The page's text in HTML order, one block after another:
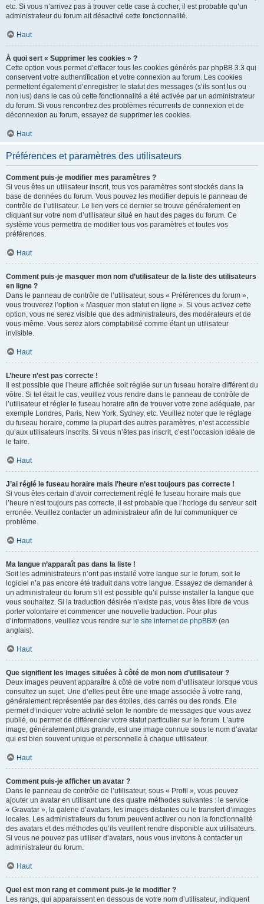
etc. Si vous n’arrivez pas à trouver cette case à cocher, il est probable qu’un
administrateur du forum ait désactivé cette fonctionnalité.
Haut
À quoi sert « Supprimer les cookies » ?
Cette option vous permet d’effacer tous les cookies générés par phpBB 3.3 qui
conservent votre authentification et votre connexion au forum. Les cookies
permettent également d’enregistrer le statut des messages (s’ils sont lus ou
non lus) dans le cas où cette fonctionnalité a été activée par un administrateur
du forum. Si vous rencontrez des problèmes récurrents de connexion et de
déconnexion au forum, essayez de supprimer les cookies.
Haut
Préférences et paramètres des utilisateurs
Comment puis-je modifier mes paramètres ?
Si vous êtes un utilisateur inscrit, tous vos paramètres sont stockés dans la
base de données du forum. Vous pouvez les modifier depuis le panneau de
contrôle de l’utilisateur. Le lien vers ce dernier se trouve généralement en
cliquant sur votre nom d’utilisateur situé en haut des pages du forum. Ce
système vous permettra de modifier tous vos paramètres et toutes vos
préférences.
Haut
Comment puis-je masquer mon nom d’utilisateur de la liste des utilisateurs
en ligne ?
Dans le panneau de contrôle de l’utilisateur, sous « Préférences du forum »,
vous trouverez l’option « Masquer mon statut en ligne ». Si vous activez cette
option, vous ne serez visible que des administrateurs, des modérateurs et de
vous-même. Vous serez alors comptabilisé comme étant un utilisateur
invisible.
Haut
L’heure n’est pas correcte !
Il est possible que l’heure affichée soit réglée sur un fuseau horaire différent du
vôtre. Si tel était le cas, veuillez vous rendre dans le panneau de contrôle de
l’utilisateur et régler le fuseau horaire afin de trouver votre zone adéquate, par
exemple Londres, Paris, New York, Sydney, etc. Veuillez noter que le réglage
du fuseau horaire, comme la plupart des autres paramètres, n’est accessible
qu’aux utilisateurs inscrits. Si vous n’êtes pas inscrit, c’est l’occasion idéale de
le faire.
Haut
J’ai réglé le fuseau horaire mais l’heure n’est toujours pas correcte !
Si vous êtes certain d’avoir correctement réglé le fuseau horaire mais que
l’heure n’est toujours pas correcte, il est probable que l’horloge du serveur soit
erronée. Veuillez contacter un administrateur afin de lui communiquer ce
problème.
Haut
Ma langue n’apparaît pas dans la liste !
Soit les administrateurs n’ont pas installé votre langue sur le forum, soit le
logiciel n’a pas encore été traduit dans votre langue. Essayez de demander à
un administrateur du forum s’il est possible qu’il puisse installer la langue que
vous souhaitez. Si la traduction désirée n’existe pas, vous êtes libre de vous
porter volontaire et commencer une nouvelle traduction. Pour plus
d’informations, veuillez vous rendre sur le site internet de phpBB® (en
anglais).
Haut
Que signifient les images situées à côté de mon nom d’utilisateur ?
Deux images peuvent apparaître à côté de votre nom d’utilisateur lorsque vous
consultez un sujet. Une d’elles peut être une image associée à votre rang,
généralement représentée par des étoiles, des carrés ou des ronds. Elle
permet d’indiquer votre activité selon le nombre de messages que vous avez
publié, ou permet de différencier votre statut particulier sur le forum. L’autre
image, généralement plus grande, est une image connue sous le nom d’avatar
qui est bien souvent unique et personnelle à chaque utilisateur.
Haut
Comment puis-je afficher un avatar ?
Dans le panneau de contrôle de l’utilisateur, sous « Profil », vous pouvez
ajouter un avatar en utilisant une des quatre méthodes suivantes : le service
« Gravatar », la galerie d’avatars, les images distantes ou le transfert d’images
locales. Les administrateurs du forum peuvent activer ou non la fonctionnalité
des avatars et des méthodes qu’ils veuillent rendre disponible aux utilisateurs.
Si vous ne pouvez pas utiliser d’avatars, nous vous invitons à contacter un
administrateur du forum.
Haut
Quel est mon rang et comment puis-je le modifier ?
Les rangs, qui apparaissent en dessous de votre nom d’utilisateur, indiquent